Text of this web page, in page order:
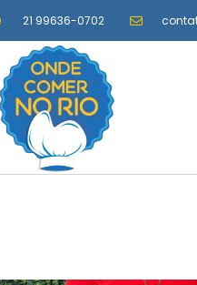
21 99636-0702